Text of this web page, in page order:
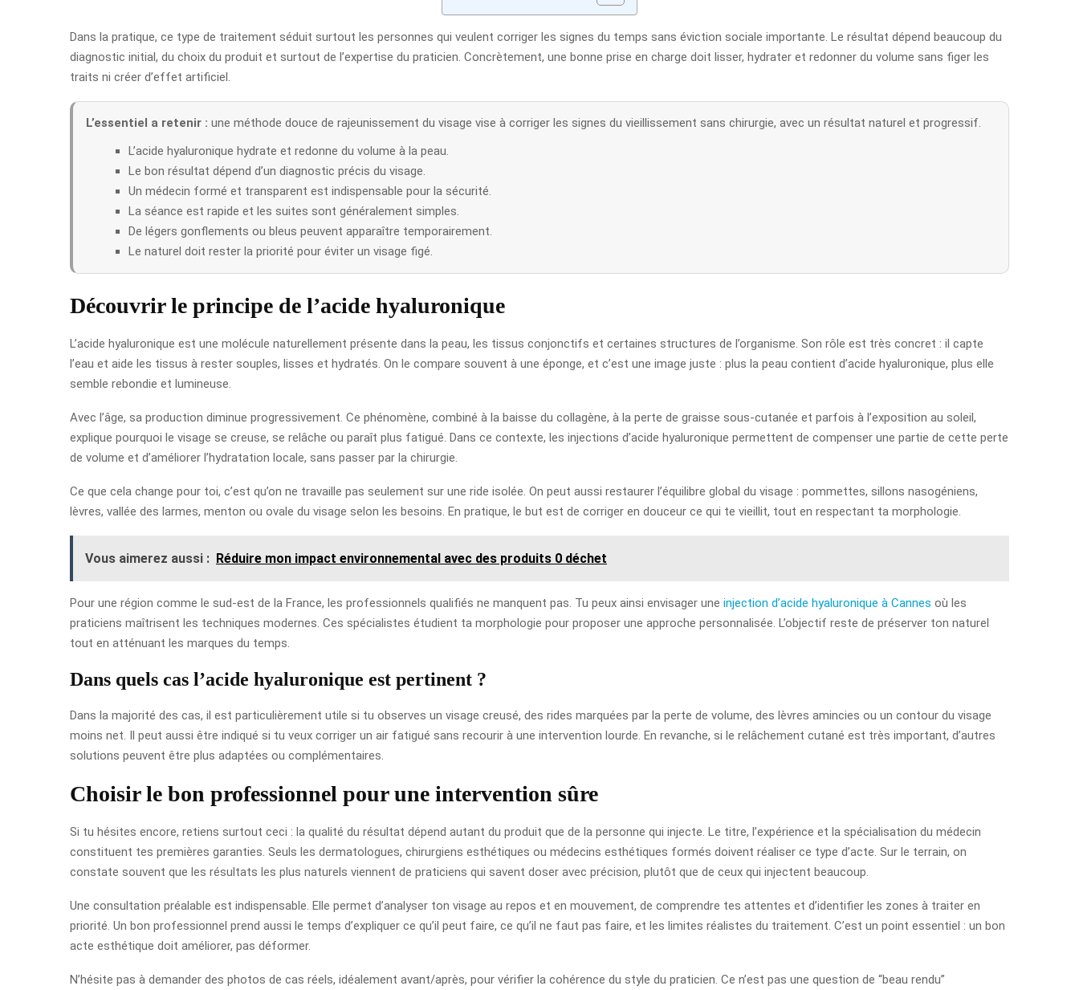
Dans la pratique, ce type de traitement séduit surtout les personnes qui veulent corriger les signes du temps sans éviction sociale importante. Le résultat dépend beaucoup du
diagnostic initial, du choix du produit et surtout de l’expertise du praticien. Concrètement, une bonne prise en charge doit lisser, hydrater et redonner du volume sans figer les
traits ni créer d’effet artificiel.
L’essentiel a retenir : une méthode douce de rajeunissement du visage vise à corriger les signes du vieillissement sans chirurgie, avec un résultat naturel et progressif.
L’acide hyaluronique hydrate et redonne du volume à la peau.
Le bon résultat dépend d’un diagnostic précis du visage.
Un médecin formé et transparent est indispensable pour la sécurité.
La séance est rapide et les suites sont généralement simples.
De légers gonflements ou bleus peuvent apparaître temporairement.
Le naturel doit rester la priorité pour éviter un visage figé.
Découvrir le principe de l’acide hyaluronique
L’acide hyaluronique est une molécule naturellement présente dans la peau, les tissus conjonctifs et certaines structures de l’organisme. Son rôle est très concret : il capte
l’eau et aide les tissus à rester souples, lisses et hydratés. On le compare souvent à une éponge, et c’est une image juste : plus la peau contient d’acide hyaluronique, plus elle
semble rebondie et lumineuse.
Avec l’âge, sa production diminue progressivement. Ce phénomène, combiné à la baisse du collagène, à la perte de graisse sous-cutanée et parfois à l’exposition au soleil,
explique pourquoi le visage se creuse, se relâche ou paraît plus fatigué. Dans ce contexte, les injections d’acide hyaluronique permettent de compenser une partie de cette perte
de volume et d’améliorer l’hydratation locale, sans passer par la chirurgie.
Ce que cela change pour toi, c’est qu’on ne travaille pas seulement sur une ride isolée. On peut aussi restaurer l’équilibre global du visage : pommettes, sillons nasogéniens,
lèvres, vallée des larmes, menton ou ovale du visage selon les besoins. En pratique, le but est de corriger en douceur ce qui te vieillit, tout en respectant ta morphologie.
Vous aimerez aussi : Réduire mon impact environnemental avec des produits 0 déchet
Pour une région comme le sud-est de la France, les professionnels qualifiés ne manquent pas. Tu peux ainsi envisager une injection d’acide hyaluronique à Cannes où les
praticiens maîtrisent les techniques modernes. Ces spécialistes étudient ta morphologie pour proposer une approche personnalisée. L’objectif reste de préserver ton naturel
tout en atténuant les marques du temps.
Dans quels cas l’acide hyaluronique est pertinent ?
Dans la majorité des cas, il est particulièrement utile si tu observes un visage creusé, des rides marquées par la perte de volume, des lèvres amincies ou un contour du visage
moins net. Il peut aussi être indiqué si tu veux corriger un air fatigué sans recourir à une intervention lourde. En revanche, si le relâchement cutané est très important, d’autres
solutions peuvent être plus adaptées ou complémentaires.
Choisir le bon professionnel pour une intervention sûre
Si tu hésites encore, retiens surtout ceci : la qualité du résultat dépend autant du produit que de la personne qui injecte. Le titre, l’expérience et la spécialisation du médecin
constituent tes premières garanties. Seuls les dermatologues, chirurgiens esthétiques ou médecins esthétiques formés doivent réaliser ce type d’acte. Sur le terrain, on
constate souvent que les résultats les plus naturels viennent de praticiens qui savent doser avec précision, plutôt que de ceux qui injectent beaucoup.
Une consultation préalable est indispensable. Elle permet d’analyser ton visage au repos et en mouvement, de comprendre tes attentes et d’identifier les zones à traiter en
priorité. Un bon professionnel prend aussi le temps d’expliquer ce qu’il peut faire, ce qu’il ne faut pas faire, et les limites réalistes du traitement. C’est un point essentiel : un bon
acte esthétique doit améliorer, pas déformer.
N’hésite pas à demander des photos de cas réels, idéalement avant/après, pour vérifier la cohérence du style du praticien. Ce n’est pas une question de “beau rendu”